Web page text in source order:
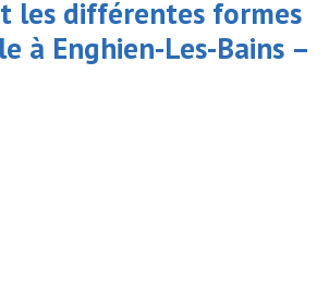
les différentes formes
à Enghien-Les-Bains –